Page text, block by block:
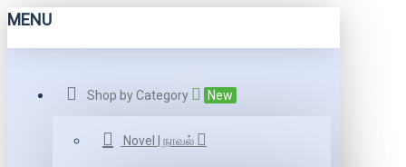
MENU
Shop by Category New
Novel | நாவல்